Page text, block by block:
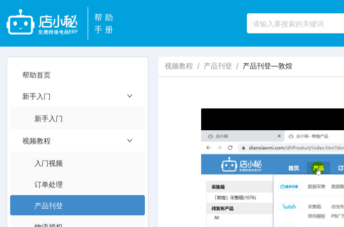
帮助
手册
帮助首页
新手入门
新手入门
视频教程
入门视频
订单处理
产品刊登
视频教程 / 产品刊登 / 产品刊登—敦煌